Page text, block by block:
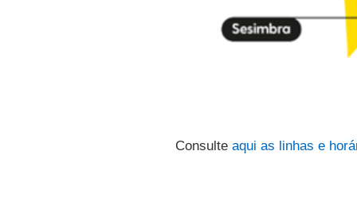
Consulte aqui as linhas e